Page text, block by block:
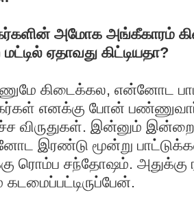
அமோக அங்கீகாரம்
ஏதாவது கிட்டியதா?
கிடைக்கல, என்னோட
எனக்கு போன்
விருதுகள். இன்னும்
இரண்டு மூன்று
ரொம்ப சந்தோஷம். அதுக்கு
கடமைப்பட்டிருப்பேன்.